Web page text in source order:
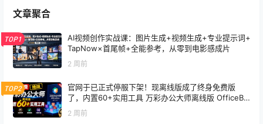
文章聚合
TOP1
AI视频创作实战课：图片生成+视频生成+专业提示词+
TapNow×首尾帧+全能参考，从零到电影感成片
2 周前
TOP2
官网于已正式停服下架！现离线版成了终身免费版
了，内置60+实用工具 万彩办公大师离线版 OfficeBo
2 周前